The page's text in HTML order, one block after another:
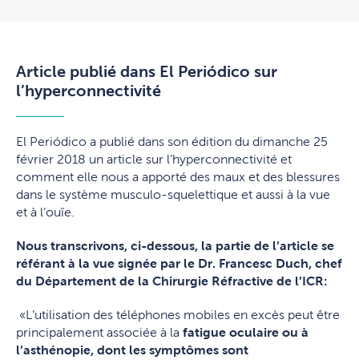
Article publié dans El Periódico sur
l’hyperconnectivité
El Periódico a publié dans son édition du dimanche 25
février 2018 un article sur l’hyperconnectivité et
comment elle nous a apporté des maux et des blessures
dans le système musculo-squelettique et aussi à la vue
et à l’ouïe.
Nous transcrivons, ci-dessous, la partie de l’article se
référant à la vue signée par le Dr. Francesc Duch, chef
du Département de la Chirurgie Réfractive de l’ICR:
«L’utilisation des téléphones mobiles en excès peut être
principalement associée à la fatigue oculaire ou à
l’asthénopie, dont les symptômes sont